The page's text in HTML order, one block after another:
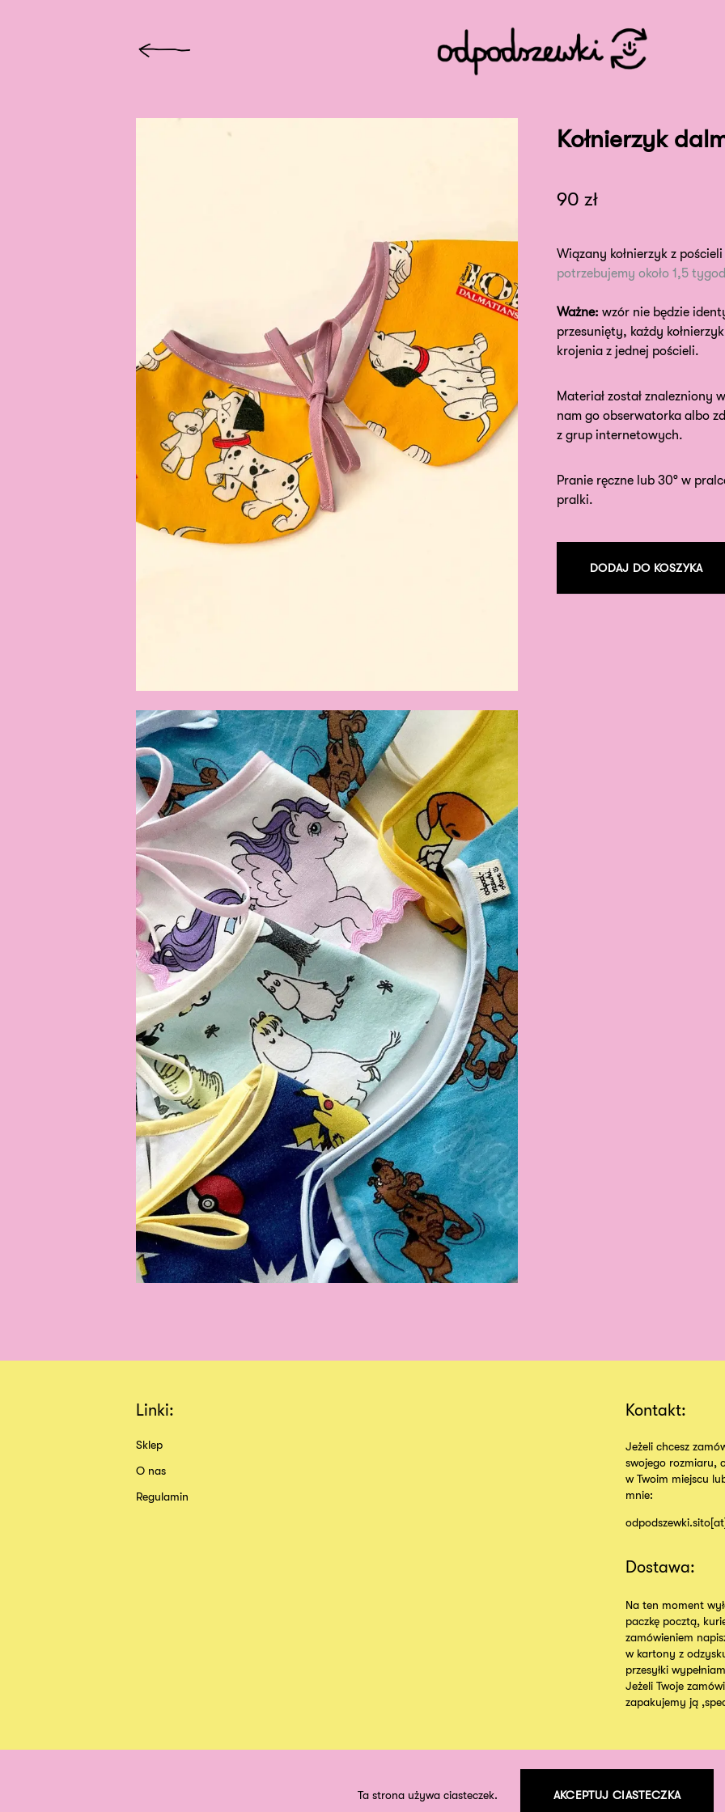
Kołnierzyk
90 zł
Wiązany kołnierzyk z
potrzebujemy około 1,5
Ważne: wzór nie będzie
przesunięty, każdy
krojenia z jednej pościeli.
Materiał został znalezniony
nam go obserwatorka albo
z grup internetowych.
Pranie ręczne lub 30° w
pralki.
DODAJ DO KOSZYKA
Linki:
Sklep
O nas
Regulamin
Kontakt:
Jeżeli chcesz
swojego rozmiaru,
w Twoim miejscu
mnie:
Dostawa:
Na ten moment
paczkę pocztą,
zamówieniem
w kartony z
przesyłki
Jeżeli Twoje
zapakujemy ją
©2026 odpodszewki
Ta strona używa ciasteczek. AKCEPTUJ CIASTECZKA